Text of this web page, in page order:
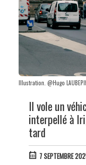
Illustration. @Hugo
Il vole un
interpellé à
tard
7 SEPTEMBRE